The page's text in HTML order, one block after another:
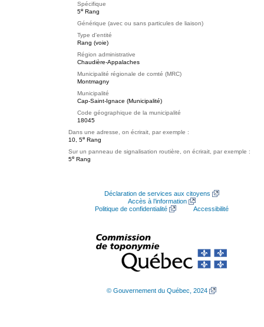
Spécifique
5e Rang
Générique (avec ou sans particules de liaison)
Type d'entité
Rang (voie)
Région administrative
Chaudière-Appalaches
Municipalité régionale de comté (MRC)
Montmagny
Municipalité
Cap-Saint-Ignace (Municipalité)
Code géographique de la municipalité
18045
Dans une adresse, on écrirait, par exemple :
10, 5e Rang
Sur un panneau de signalisation routière, on écrirait, par exemple :
5e Rang
Déclaration de services aux citoyens
Accès à l’information
Politique de confidentialité
Accessibilité
© Gouvernement du Québec, 2024